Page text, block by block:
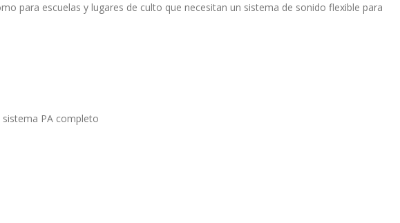
para escuelas y lugares de culto que necesitan un sistema de sonido flexible para
PA completo